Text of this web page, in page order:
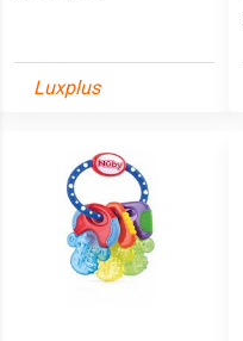
Luxplus